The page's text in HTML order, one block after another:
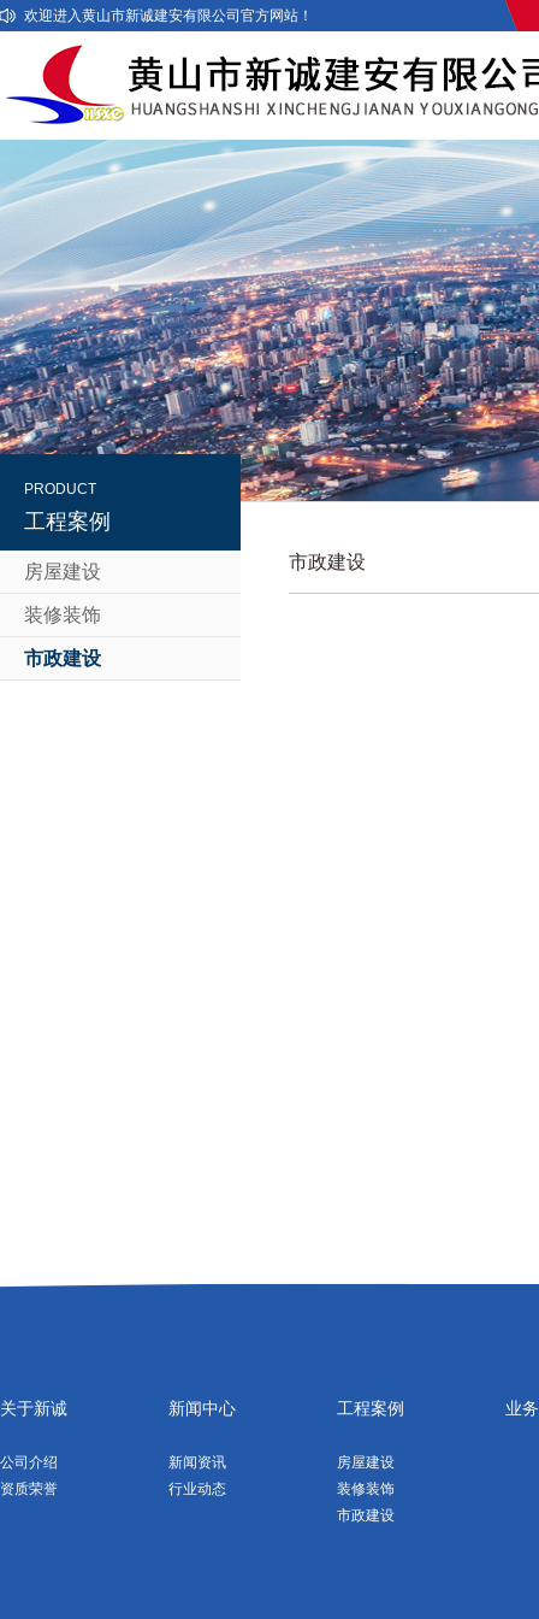
欢迎进入黄山市新诚建安有限公司官方网站！
PRODUCT
工程案例
房屋建设
装修装饰
市政建设
市政建设
关于新诚
公司介绍
资质荣誉
新闻中心
新闻资讯
行业动态
工程案例
房屋建设
装修装饰
市政建设
业